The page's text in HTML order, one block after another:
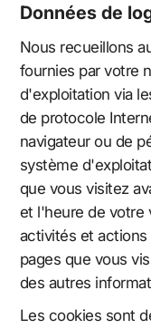
Données de
Nous recueillons
fournies par votre
d'exploitation via
de protocole
navigateur ou de
système
que vous visitez
et l'heure de votre
activités et actions
pages que vous
des autres
Les cookies sont